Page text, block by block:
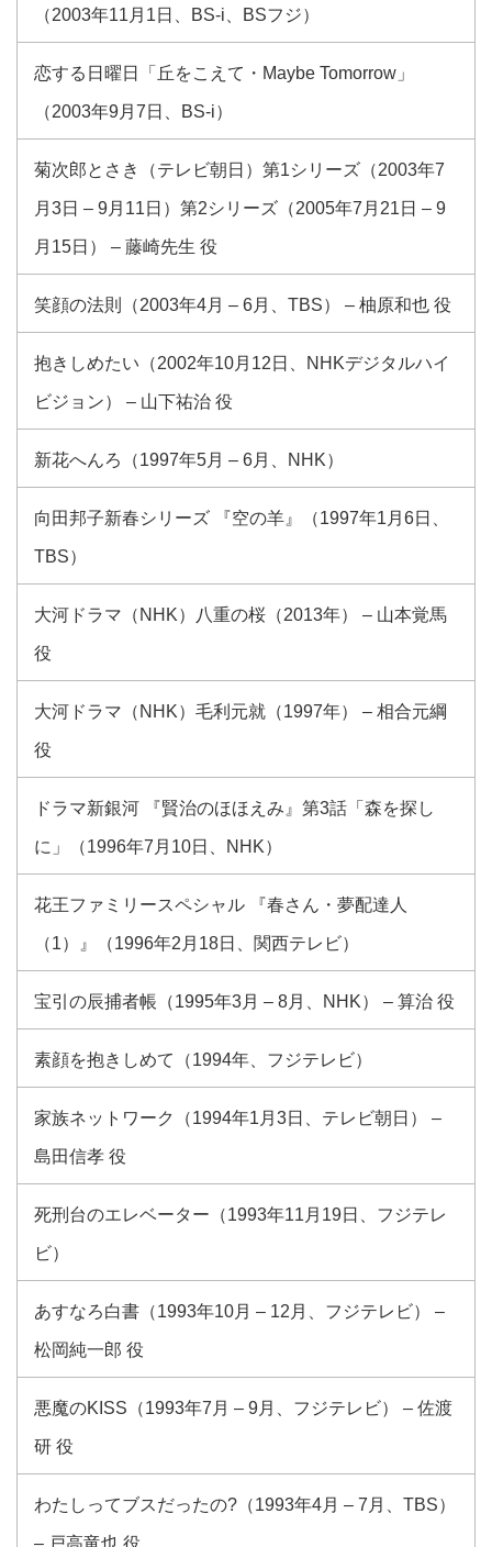
（2003年11月1日、BS-i、BSフジ）
恋する日曜日「丘をこえて・Maybe Tomorrow」
（2003年9月7日、BS-i）
菊次郎とさき（テレビ朝日）第1シリーズ（2003年7
月3日 – 9月11日）第2シリーズ（2005年7月21日 – 9
月15日） – 藤崎先生 役
笑顔の法則（2003年4月 – 6月、TBS） – 柚原和也 役
抱きしめたい（2002年10月12日、NHKデジタルハイ
ビジョン） – 山下祐治 役
新花へんろ（1997年5月 – 6月、NHK）
向田邦子新春シリーズ 『空の羊』（1997年1月6日、
TBS）
大河ドラマ（NHK）八重の桜（2013年） – 山本覚馬
役
大河ドラマ（NHK）毛利元就（1997年） – 相合元綱
役
ドラマ新銀河 『賢治のほほえみ』第3話「森を探し
に」（1996年7月10日、NHK）
花王ファミリースペシャル 『春さん・夢配達人
（1）』（1996年2月18日、関西テレビ）
宝引の辰捕者帳（1995年3月 – 8月、NHK） – 算治 役
素顔を抱きしめて（1994年、フジテレビ）
家族ネットワーク（1994年1月3日、テレビ朝日） –
島田信孝 役
死刑台のエレベーター（1993年11月19日、フジテレ
ビ）
あすなろ白書（1993年10月 – 12月、フジテレビ） –
松岡純一郎 役
悪魔のKISS（1993年7月 – 9月、フジテレビ） – 佐渡
研 役
わたしってブスだったの?（1993年4月 – 7月、TBS）
– 戸高竜也 役